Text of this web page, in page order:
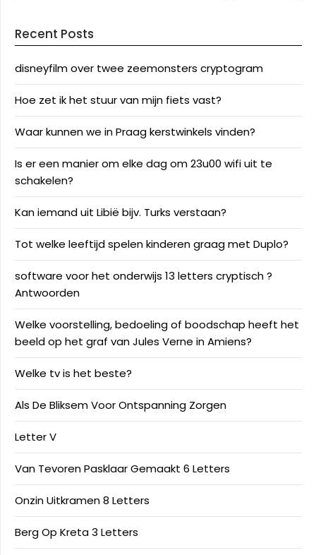
Recent Posts
disneyfilm over twee zeemonsters cryptogram
Hoe zet ik het stuur van mijn fiets vast?
Waar kunnen we in Praag kerstwinkels vinden?
Is er een manier om elke dag om 23u00 wifi uit te
schakelen?
Kan iemand uit Libië bijv. Turks verstaan?
Tot welke leeftijd spelen kinderen graag met Duplo?
software voor het onderwijs 13 letters cryptisch ?
Antwoorden
Welke voorstelling, bedoeling of boodschap heeft het
beeld op het graf van Jules Verne in Amiens?
Welke tv is het beste?
Als De Bliksem Voor Ontspanning Zorgen
Letter V
Van Tevoren Pasklaar Gemaakt 6 Letters
Onzin Uitkramen 8 Letters
Berg Op Kreta 3 Letters